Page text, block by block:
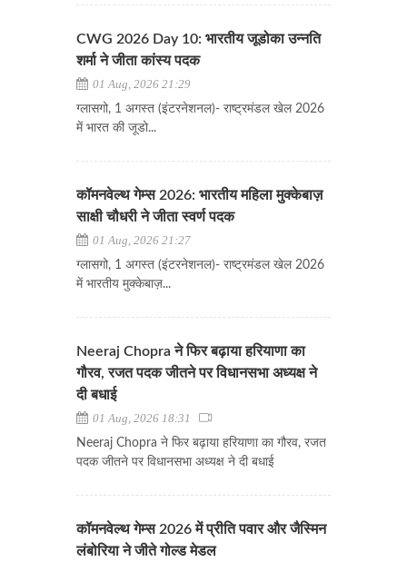
CWG 2026 Day 10: भारतीय जूडोका उन्नति
शर्मा ने जीता कांस्य पदक
01 Aug, 2026 21:29
ग्लासगो, 1 अगस्त (इंटरनेशनल)- राष्ट्रमंडल खेल 2026
में भारत की जूडो...
कॉमनवेल्थ गेम्स 2026: भारतीय महिला मुक्केबाज़
साक्षी चौधरी ने जीता स्वर्ण पदक
01 Aug, 2026 21:27
ग्लासगो, 1 अगस्त (इंटरनेशनल)- राष्ट्रमंडल खेल 2026
में भारतीय मुक्केबाज़...
Neeraj Chopra ने फिर बढ़ाया हरियाणा का
गौरव, रजत पदक जीतने पर विधानसभा अध्यक्ष ने
दी बधाई
01 Aug, 2026 18:31
Neeraj Chopra ने फिर बढ़ाया हरियाणा का गौरव, रजत
पदक जीतने पर विधानसभा अध्यक्ष ने दी बधाई
कॉमनवेल्थ गेम्स 2026 में प्रीति पवार और जैस्मिन
लंबोरिया ने जीते गोल्ड मेडल